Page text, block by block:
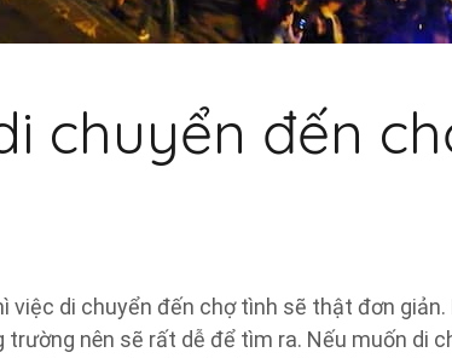
chuyển đến
việc di chuyển đến chợ tình sẽ thật đơn giản.
nên sẽ rất dễ để tìm ra. Nếu muốn di